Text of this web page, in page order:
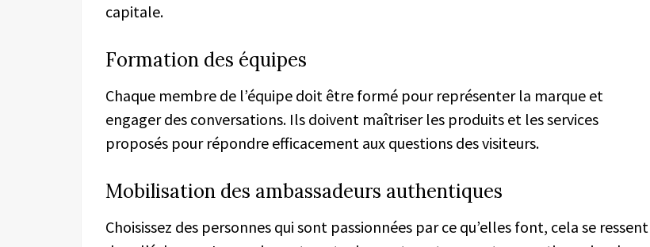
capitale.
Formation des équipes
Chaque membre de l’équipe doit être formé pour représenter la marque et
engager des conversations. Ils doivent maîtriser les produits et les services
proposés pour répondre efficacement aux questions des visiteurs.
Mobilisation des ambassadeurs authentiques
Choisissez des personnes qui sont passionnées par ce qu’elles font, cela se ressent